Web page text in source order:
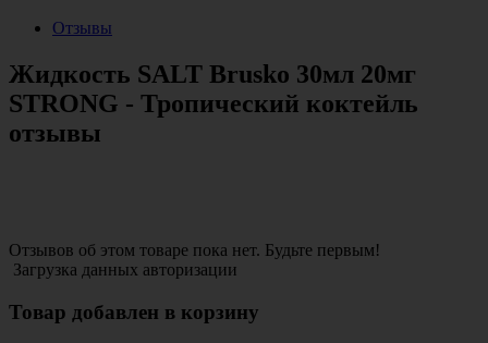
Отзывы
Жидкость SALT Brusko 30мл 20мг
STRONG - Тропический коктейль
отзывы
Отзывов об этом товаре пока нет. Будьте первым!
Загрузка данных авторизации
Товар добавлен в корзину